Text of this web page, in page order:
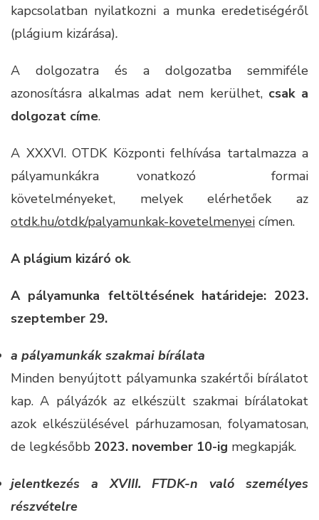
kapcsolatban nyilatkozni a munka eredetiségéről
(plágium kizárása).
A dolgozatra és a dolgozatba semmiféle
azonosításra alkalmas adat nem kerülhet, csak a
dolgozat címe.
A XXXVI. OTDK Központi felhívása tartalmazza a
pályamunkákra vonatkozó formai
követelményeket, melyek elérhetőek az
otdk.hu/otdk/palyamunkak-kovetelmenyei címen.
A plágium kizáró ok.
A pályamunka feltöltésének határideje: 2023.
szeptember 29.
a pályamunkák szakmai bírálata
Minden benyújtott pályamunka szakértői bírálatot
kap. A pályázók az elkészült szakmai bírálatokat
azok elkészülésével párhuzamosan, folyamatosan,
de legkésőbb 2023. november 10-ig megkapják.
jelentkezés a XVIII. FTDK-n való személyes
részvételre